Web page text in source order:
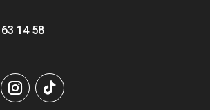
14 58